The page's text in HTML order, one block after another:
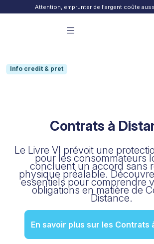
Skip to contentAttention, emprunter de l'argent coûte
Info credit & pret
Contrats à
Le Livre VI prévoit une
pour les consommateurs
concluent un accord sans
physique préalable.
essentiels pour comprendre
obligations en matière de
Distance.
En savoir plus sur les Contrats